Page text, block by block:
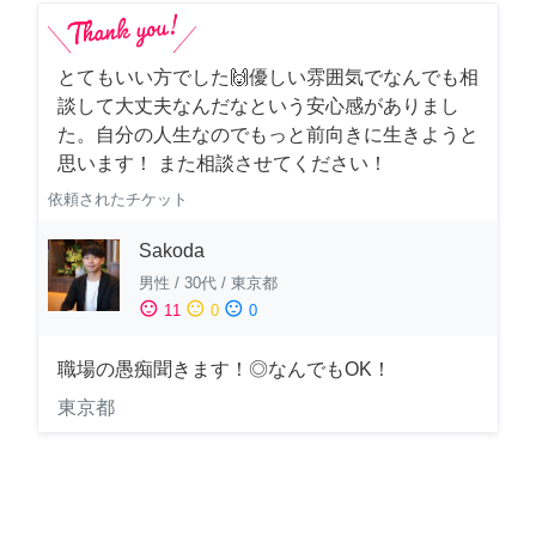
とてもいい方でした🙌優しい雰囲気でなんでも相
談して大丈夫なんだなという安心感がありまし
た。自分の人生なのでもっと前向きに生きようと
思います！ また相談させてください！
依頼されたチケット
Sakoda
男性 / 30代 / 東京都
sentiment_satisfied 11 sentiment_neutral 0 sentiment_dissatisfied 0
職場の愚痴聞きます！◎なんでもOK！
東京都